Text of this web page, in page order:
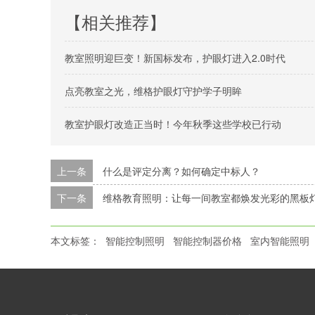
【相关推荐】
教室照明迎巨变！新国标发布，护眼灯进入2.0时代
点亮教室之光，维格护眼灯守护学子明眸
教室护眼灯改造正当时！今年秋季这些学校已行动
上一条
什么是评定分离？如何确定中标人？
下一条
维格教育照明：让每一间教室都焕发光彩的黑板
本文标签： 智能控制照明 智能控制器价格 室内智能照明